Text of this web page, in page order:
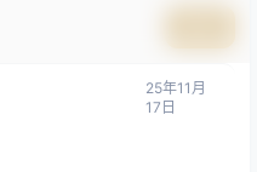
25年11月
17日